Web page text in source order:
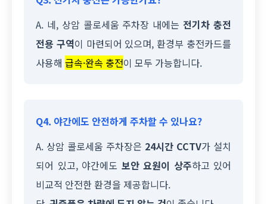
A. 네, 상암 콜로세움 주차장 내에는 전기차 충전
전용 구역이 마련되어 있으며, 환경부 충전카드를
사용해 급속·완속 충전이 모두 가능합니다.
Q4. 야간에도 안전하게 주차할 수 있나요?
A. 상암 콜로세움 주차장은 24시간 CCTV가 설치
되어 있고, 야간에도 보안 요원이 상주하고 있어
비교적 안전한 환경을 제공합니다.